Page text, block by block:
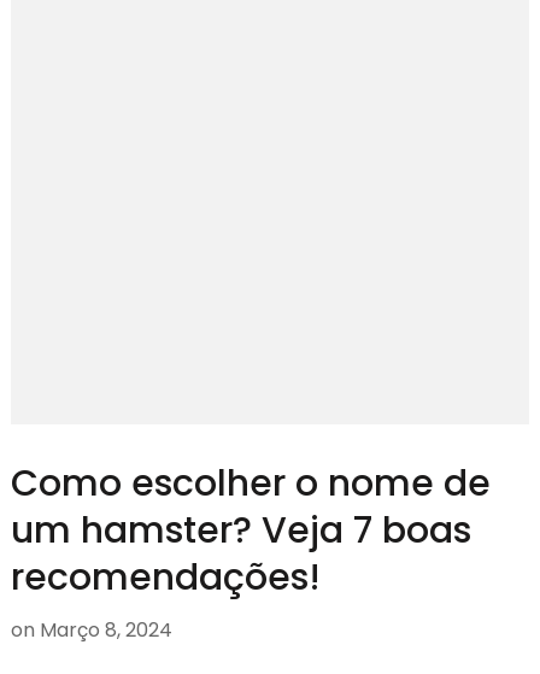
Como escolher o nome de
um hamster? Veja 7 boas
recomendações!
on Março 8, 2024